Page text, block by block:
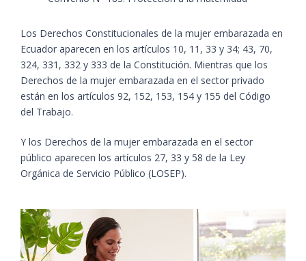
Los Derechos Constitucionales de la mujer embarazada en
Ecuador aparecen en los artículos 10, 11, 33 y 34; 43, 70,
324, 331, 332 y 333 de la Constitución. Mientras que los
Derechos de la mujer embarazada en el sector privado
están en los artículos 92, 152, 153, 154 y 155 del Código
del Trabajo.
Y los Derechos de la mujer embarazada en el sector
público aparecen los artículos 27, 33 y 58 de la Ley
Orgánica de Servicio Público (LOSEP).